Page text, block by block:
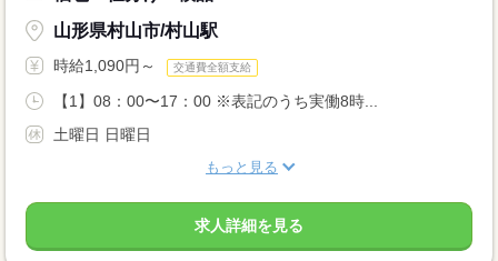
山形県村山市/村山駅
時給1,090円～ 交通費全額支給
【1】08：00〜17：00 ※表記のうち実働8時...
土曜日 日曜日
もっと見る
求人詳細を見る